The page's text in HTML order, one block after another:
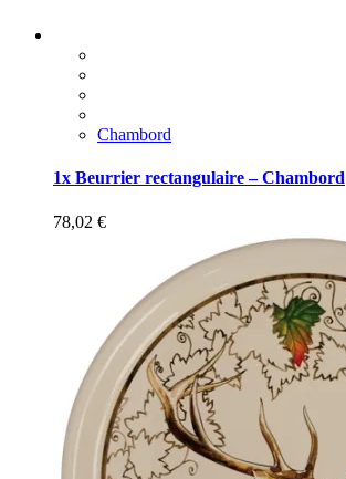
Chambord
1x Beurrier rectangulaire – Chambord
78,02 €